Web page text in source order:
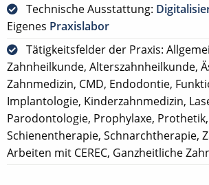
Technische Ausstattung:
Eigenes Praxislabor
Tätigkeitsfelder der Praxis:
Zahnheilkunde, Alterszahnheilkunde,
Zahnmedizin, CMD, Endodontie,
Implantologie, Kinderzahnmedizin,
Parodontologie, Prophylaxe, Prothetik,
Schienentherapie, Schnarchtherapie,
Arbeiten mit CEREC, Ganzheitliche